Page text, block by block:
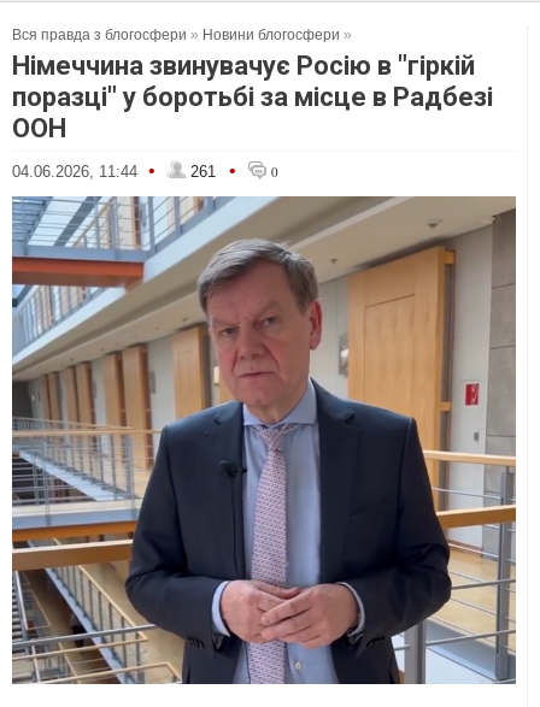
Вся правда з блогосфери » Новини блогосфери »
Німеччина звинувачує Росію в "гіркій
поразці" у боротьбі за місце в Радбезі
ООН
04.06.2026, 11:44 • 261 • 0